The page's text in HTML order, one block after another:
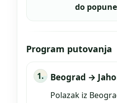
do
Program putovanja
Beograd →
Polazak iz